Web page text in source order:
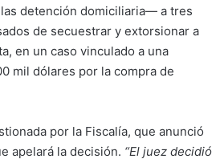
detención domiciliaria— a tres
de secuestrar y extorsionar a
en un caso vinculado a una
mil dólares por la compra de
por la Fiscalía, que anunció
apelará la decisión. “El juez decidió